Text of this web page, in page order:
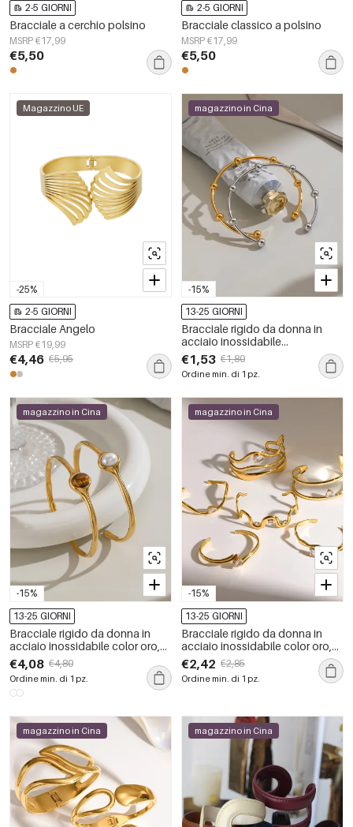
2-5 GIORNI
Bracciale a cerchio polsino
MSRP €17,99
€5,50
2-5 GIORNI
Bracciale classico a polsino
MSRP €17,99
€5,50
-25%
Magazzino UE
2-5 GIORNI
Bracciale Angelo
MSRP €19,99
€4,46 €5,95
-15%
magazzino in Cina
13-25 GIORNI
Bracciale rigido da donna in
acciaio inossidabile
impermeabile color oro
€1,53 €1,80
Ordine min. di 1 pz.
-15%
magazzino in Cina
13-25 GIORNI
Bracciale rigido da donna in
acciaio inossidabile color oro,
impermeabile, a forma ellittica,
con pietra naturale.
€4,08 €4,80
Ordine min. di 1 pz.
-15%
magazzino in Cina
13-25 GIORNI
Bracciale rigido da donna in
acciaio inossidabile color oro,
impermeabile, con forma
geometrica semplice e strass.
€2,42 €2,85
Ordine min. di 1 pz.
magazzino in Cina magazzino in Cina